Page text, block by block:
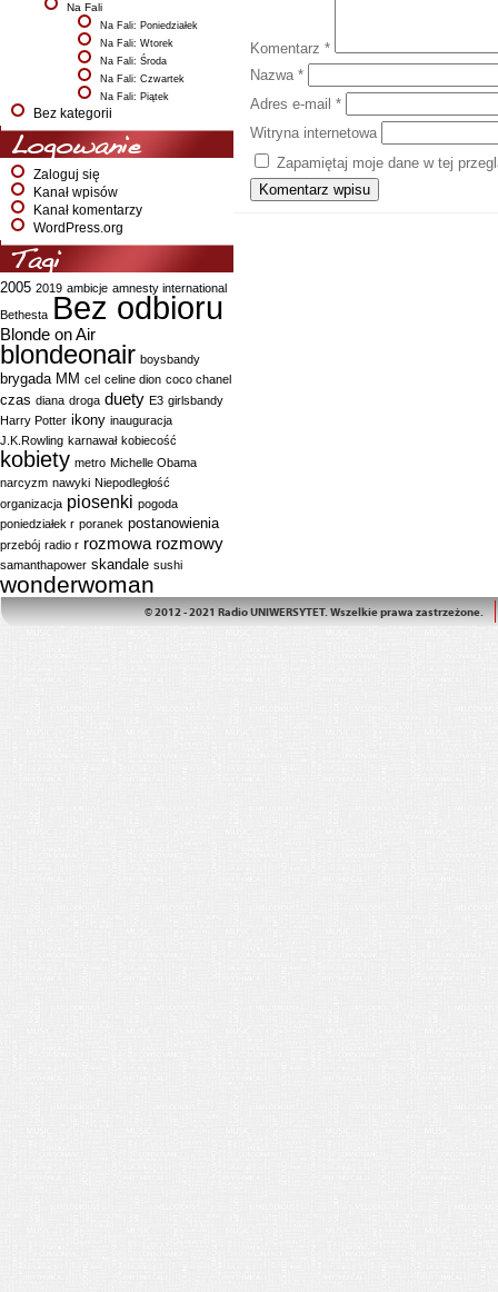
Na Fali
Na Fali: Poniedziałek
Na Fali: Wtorek
Na Fali: Środa
Na Fali: Czwartek
Na Fali: Piątek
Bez kategorii
Logowanie
Zaloguj się
Kanał wpisów
Kanał komentarzy
WordPress.org
Tagi
2005 2019 ambicje amnesty international
Bethesta Bez odbioru
Blonde on Air
blondeonair boysbandy
brygada MM cel celine dion coco chanel
czas diana droga duety E3 girlsbandy
Harry Potter ikony inauguracja
J.K.Rowling karnawał kobiecość
kobiety metro Michelle Obama
narcyzm nawyki Niepodległość
organizacja piosenki pogoda
poniedziałek r poranek postanowienia
przebój radio r rozmowa rozmowy
samanthapower skandale sushi
wonderwoman
Komentarz *
Nazwa *
Adres e-mail *
Witryna internetowa
Zapamiętaj moje dane w tej
© 2012 - 2021 Radio UNIWERSYTET. Wszelkie prawa zastrzeżone.